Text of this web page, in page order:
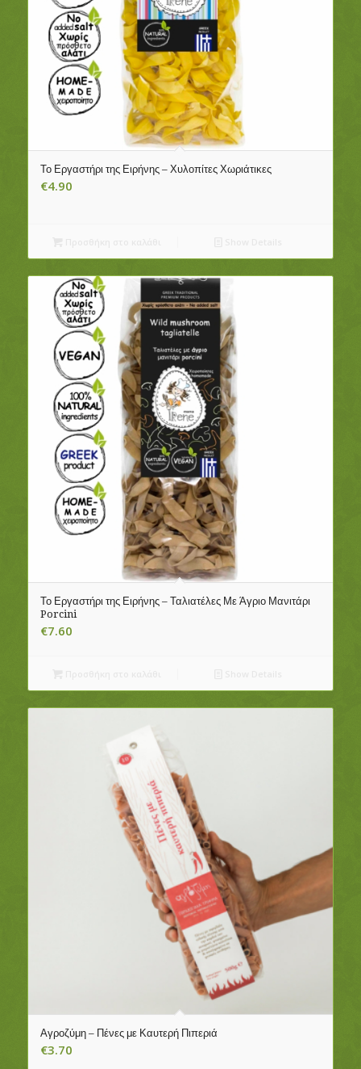
Το Εργαστήρι της Ειρήνης – Χυλοπίτες Χωριάτικες
€4.90
Το Εργαστήρι της Ειρήνης – Ταλιατέλες Με Άγριο Μανιτάρι
Porcini
€7.60
Αγροζύμη – Πένες με Καυτερή Πιπεριά
€3.70